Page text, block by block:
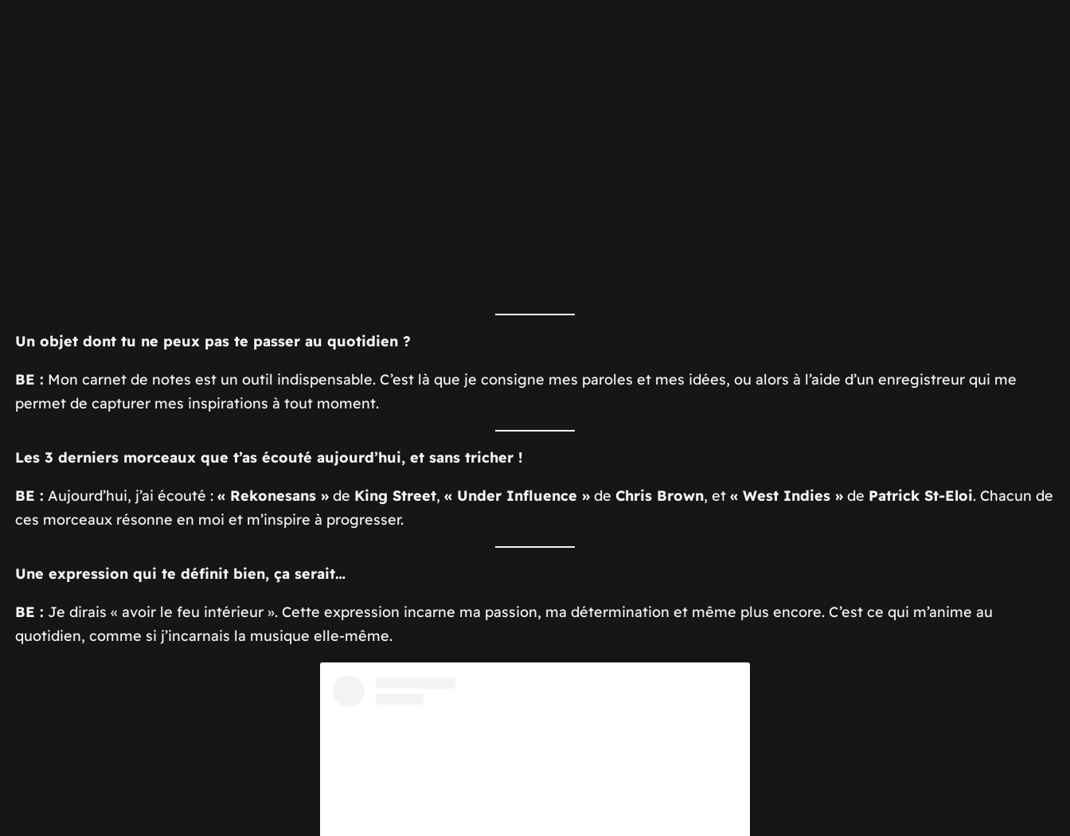
Un objet dont tu ne peux pas te passer au quotidien ?
BE : Mon carnet de notes est un outil indispensable. C’est là que je consigne mes paroles et mes idées, ou alors à l’aide d’un enregistreur qui me
permet de capturer mes inspirations à tout moment.
Les 3 derniers morceaux que t’as écouté aujourd’hui, et sans tricher !
BE : Aujourd’hui, j’ai écouté : « Rekonesans »de King Street, « Under Influence »de Chris Brown, et « West Indies »de Patrick St-Eloi. Chacun de
ces morceaux résonne en moi et m’inspire à progresser.
Une expression qui te définit bien, ça serait…
BE : Je dirais « avoir le feu intérieur ». Cette expression incarne ma passion, ma détermination et même plus encore. C’est ce qui m’anime au
quotidien, comme si j’incarnais la musique elle-même.